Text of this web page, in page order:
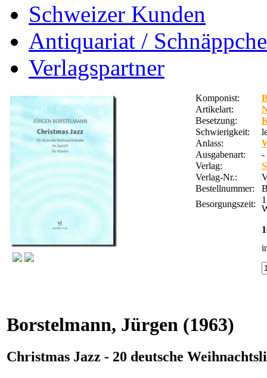
Schweizer Kunden
Antiquariat /
Verlagspartner
Komponist:
Artikelart:
Besetzung:
Schwierigkeit:
Anlass:
Ausgabenart:
-
Verlag:
Verlag-Nr.:
Bestellnummer:
Besorgungszeit:
Borstelmann, Jürgen (1963)
Christmas Jazz - 20 deutsche